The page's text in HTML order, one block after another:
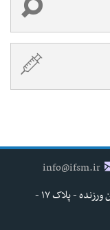
info@ifsm.ir
تهران - خیابان شهید مفتح جنوبی - خیابان ورزنده - پلاک ۱۷ -